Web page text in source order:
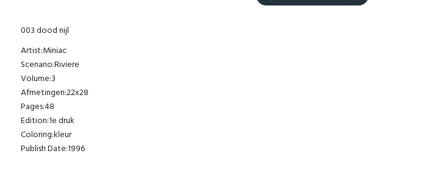
003 dood nijl
Artist:Miniac
Scenario:Riviere
Volume:3
Afmetingen:22x28
Pages:48
Edition:1e druk
Coloring:kleur
Publish Date:1996